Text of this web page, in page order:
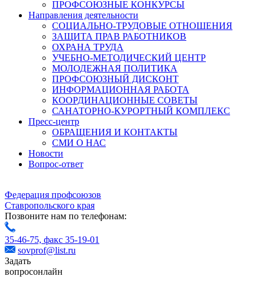
ПРОФСОЮЗНЫЕ КОНКУРСЫ
Направления деятельности
СОЦИАЛЬНО-ТРУДОВЫЕ ОТНОШЕНИЯ
ЗАЩИТА ПРАВ РАБОТНИКОВ
ОХРАНА ТРУДА
УЧЕБНО-МЕТОДИЧЕСКИЙ ЦЕНТР
МОЛОДЕЖНАЯ ПОЛИТИКА
ПРОФСОЮЗНЫЙ ДИСКОНТ
ИНФОРМАЦИОННАЯ РАБОТА
КООРДИНАЦИОННЫЕ СОВЕТЫ
САНАТОРНО-КУРОРТНЫЙ КОМПЛЕКС
Пресс-центр
ОБРАЩЕНИЯ И КОНТАКТЫ
СМИ О НАС
Новости
Вопрос-ответ
Федерация профсоюзов
Ставропольского края
Позвоните нам по телефонам:
35-46-75, факс 35-19-01
sovprof@list.ru
Задать
вопросонлайн